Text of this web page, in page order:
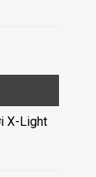
X-Light